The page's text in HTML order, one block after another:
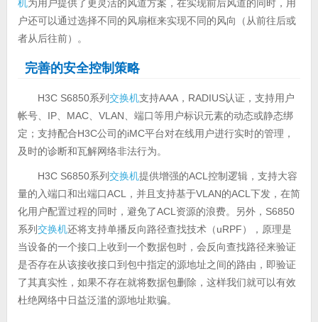
机为用户提供了更灵活的风道方案，在实现前后风道的同时，用
户还可以通过选择不同的风扇框来实现不同的风向（从前往后或
者从后往前）。
完善的安全控制策略
H3C S6850系列交换机支持AAA，RADIUS认证，支持用户
帐号、IP、MAC、VLAN、端口等用户标识元素的动态或静态绑
定；支持配合H3C公司的iMC平台对在线用户进行实时的管理，
及时的诊断和瓦解网络非法行为。
H3C S6850系列交换机提供增强的ACL控制逻辑，支持大容
量的入端口和出端口ACL，并且支持基于VLAN的ACL下发，在简
化用户配置过程的同时，避免了ACL资源的浪费。另外，S6850
系列交换机还将支持单播反向路径查找技术（uRPF），原理是
当设备的一个接口上收到一个数据包时，会反向查找路径来验证
是否存在从该接收接口到包中指定的源地址之间的路由，即验证
了其真实性，如果不存在就将数据包删除，这样我们就可以有效
杜绝网络中日益泛滥的源地址欺骗。